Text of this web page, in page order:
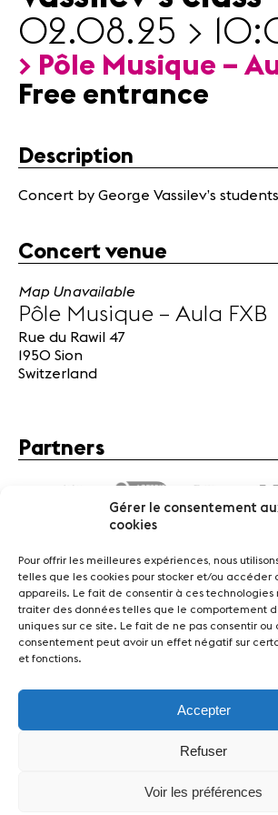
Gérer le consentement
cookies
Pour offrir les meilleures expériences, nous
telles que les cookies pour stocker et/ou accéder
appareils. Le fait de consentir à ces technologies
traiter des données telles que le comportement
uniques sur ce site. Le fait de ne pas consentir ou
consentement peut avoir un effet négatif sur
et fonctions.
Accepter
Refuser
Voir les préférences
Partners
News
Concerts
Jobs
Legal infos
Contact
02.08.25 >
> Pôle Musique –
Free entrance
Description
Concert by George Vassilev’s students
Concert venue
Map Unavailable
Pôle Musique – Aula FXB
Rue du Rawil 47
1950 Sion
Switzerland
Partners
News Concerts
Fondation Sion Violon Musique -
design et developpement :agence Si |